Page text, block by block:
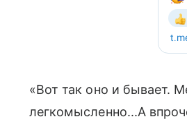
«Вот так оно и бывает.
легкомысленно...А